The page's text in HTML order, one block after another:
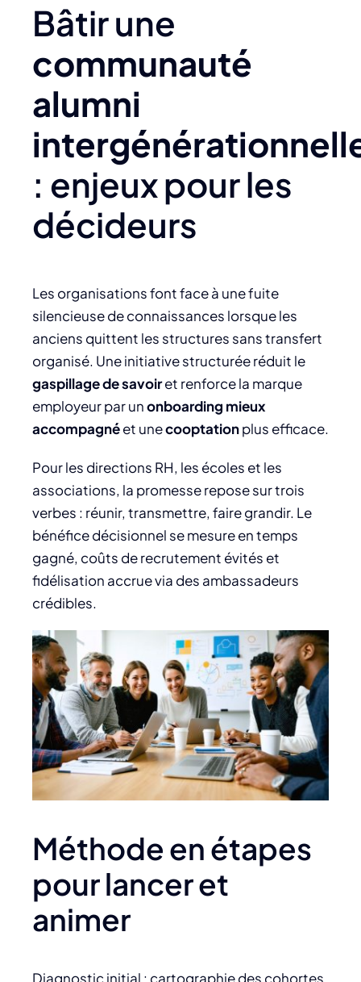
Bâtir une
communauté
alumni
: enjeux pour les
décideurs
Les organisations font face à une fuite
silencieuse de connaissances lorsque les
anciens quittent les structures sans transfert
organisé. Une initiative structurée réduit le
gaspillage de savoiret renforce la marque
employeur par unonboarding mieux
accompagnéet unecooptationplus efficace.
Pour les directions RH, les écoles et les
associations, la promesse repose sur trois
verbes : réunir, transmettre, faire grandir. Le
bénéfice décisionnel se mesure en temps
gagné, coûts de recrutement évités et
fidélisation accrue via des ambassadeurs
crédibles.
Méthode en étapes
pour lancer et
animer
Diagnostic initial : cartographie des cohortes,